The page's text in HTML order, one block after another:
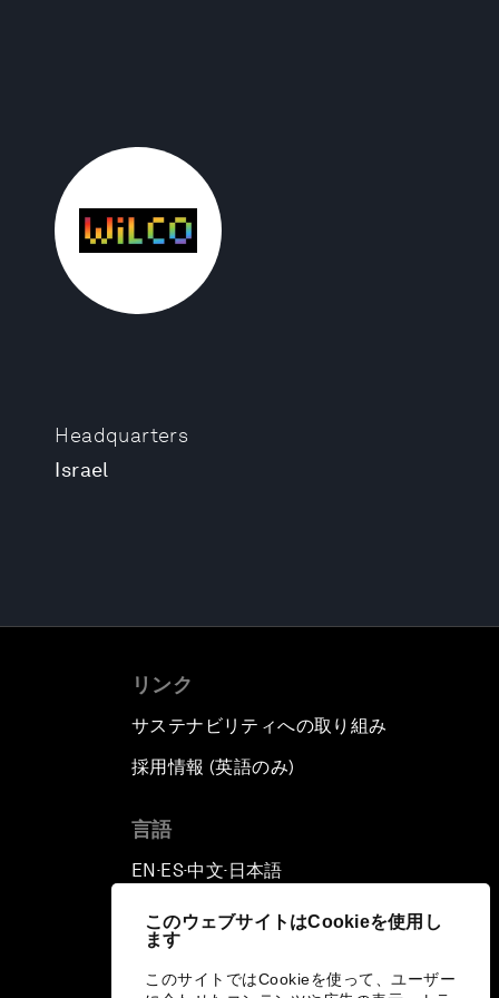
このウェブサイトはCookieを使用し
ます
このサイトではCookieを使って、ユーザー
Headquarters
Israel
リンク
サステナビリティへの取り組み
採用情報 (英語のみ)
言語
EN ▪ES▪中文▪ 日本語